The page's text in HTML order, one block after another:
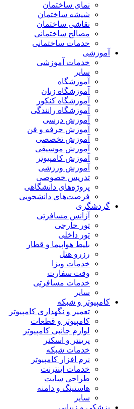
نمای ساختمان
شیشه ساختمان
نقاشی ساختمان
مصالح ساختمانی
خدمات ساختمانی
آموزشی
خدمات آموزشی
سایر
آموزشگاه
آموزشگاه زبان
آموزشگاه کنکور
آموزشگاه رانندگی
آموزش درسی
آموزش حرفه و فن
آموزش تخصصی
آموزش موسیقی
آموزش کامپیوتر
آموزش ورزشی
تدریس خصوصی
پروژه‌های دانشگاهی
فرصت‌های دانشجویی
گردشگری
آژانس مسافرتی
تور خارجی
تور داخلی
بلیط هواپیما و قطار
رزرو هتل
خدمات ویزا
وقت سفارت
خدمات مسافرتی
سایر
کامپیوتر و شبکه
تعمیر و نگهداری کامپیوتر
کامپیوتر و قطعات
لوازم جانبی کامپیوتر
پرینتر و اسکنر
خدمات شبکه
نرم افزار کامپیوتر
خدمات اینترنت
طراحی سایت
هاستینگ و دامنه
سایر